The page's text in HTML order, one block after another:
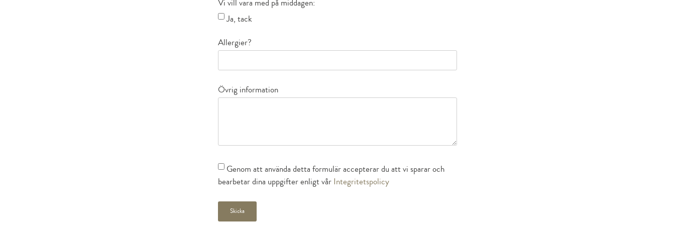
Vi vill vara med på middagen:
Ja, tack
Allergier?
Övrig information
Genom att använda detta formulär accepterar du att vi sparar och
bearbetar dina uppgifter enligt vår Integritetspolicy
Skicka